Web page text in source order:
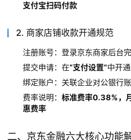
支付宝扫码付款
2. 商家店铺收款开通规范
注册账号：登录京东商家后台
提交申请：在“支付设置”中开
绑定账户：关联企业对公银行
费率说明： 标准费率0.38%，
惠费率
二、京东金融六大核心功能